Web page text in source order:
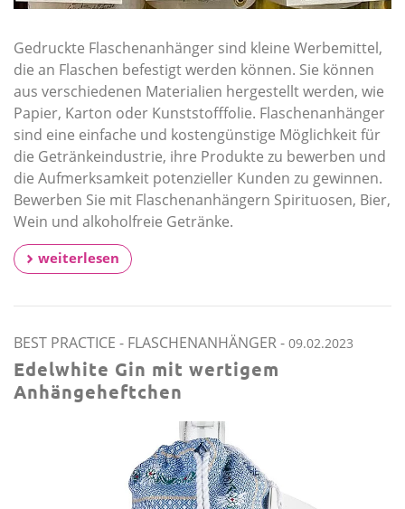
Gedruckte Flaschenanhänger sind kleine Werbemittel,
die an Flaschen befestigt werden können. Sie können
aus verschiedenen Materialien hergestellt werden, wie
Papier, Karton oder Kunststofffolie. Flaschenanhänger
sind eine einfache und kostengünstige Möglichkeit für
die Getränkeindustrie, ihre Produkte zu bewerben und
die Aufmerksamkeit potenzieller Kunden zu gewinnen.
Bewerben Sie mit Flaschenanhängern Spirituosen, Bier,
Wein und alkoholfreie Getränke.
weiterlesen
BEST PRACTICE - FLASCHENANHÄNGER- 09.02.2023
Edelwhite Gin mit wertigem
Anhängeheftchen